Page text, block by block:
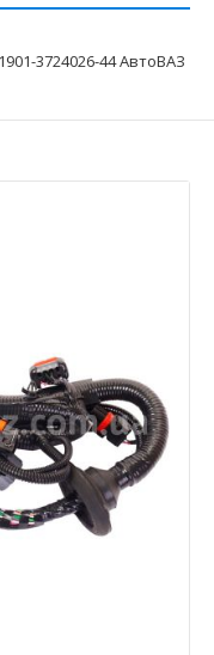
3724026-44 АвтоВАЗ